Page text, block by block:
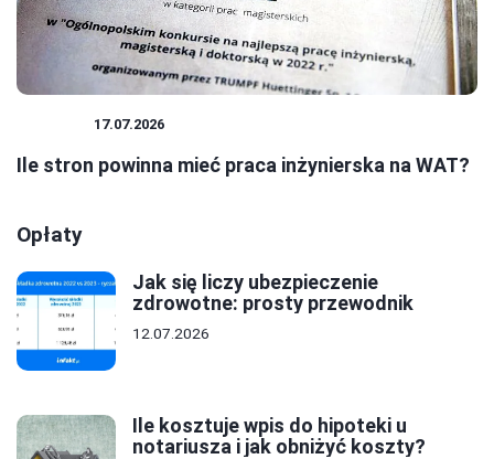
17.07.2026
Ile stron powinna mieć praca inżynierska na WAT?
Opłaty
Jak się liczy ubezpieczenie
zdrowotne: prosty przewodnik
12.07.2026
Ile kosztuje wpis do hipoteki u
notariusza i jak obniżyć koszty?